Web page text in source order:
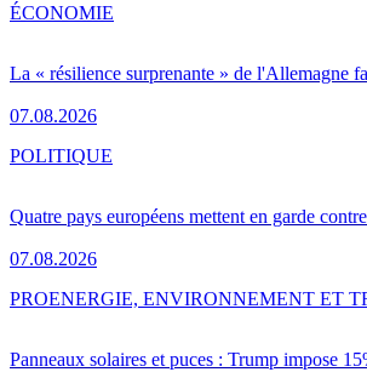
La « résilience surprenante » de l'Allemagne
07.08.2026
ÉCONOMIE
Quatre pays européens mettent en garde
07.08.2026
POLITIQUE
Panneaux solaires et puces : Trump impose
PROENERGIE, ENVIRONNEMENT ET